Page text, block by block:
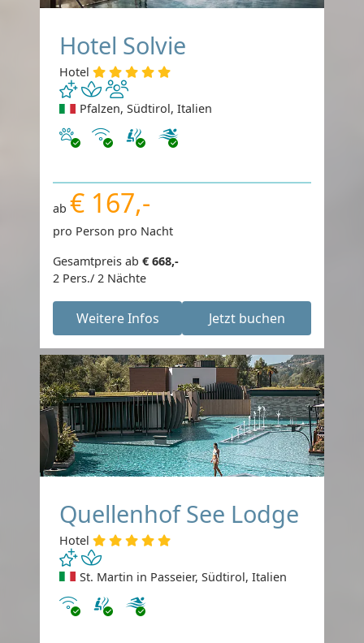
Hotel Solvie
Hotel
Pfalzen, Südtirol, Italien
Haustiere erlaubt
Internet
ab € 167,-
pro Person pro Nacht
Gesamtpreis ab € 668,-
2 Pers./ 2 Nächte
Weitere Infos Jetzt buchen
Quellenhof See Lodge
Hotel
St. Martin in Passeier, Südtirol, Italien
Internet